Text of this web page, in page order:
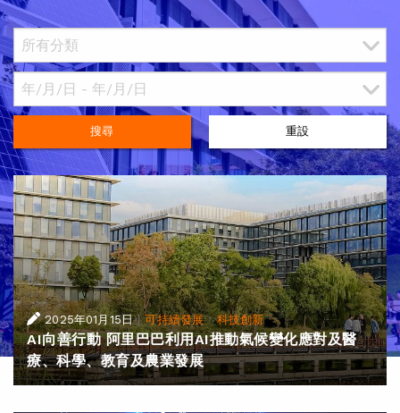
搜尋 重設
2025年01月15日 |可持續發展·科技創新
AI向善行動 阿里巴巴利用AI推動氣候變化應對及醫
療、科學、教育及農業發展